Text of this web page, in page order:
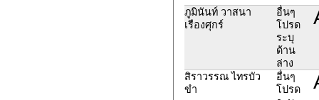
ภูมินันท์ วาสนา
เรืองศุกร์
อื่นๆ
โปรด
ระบุ
ด้าน
ล่าง
สิราวรรณ ไทรบัว
ขำ
อื่นๆ
โปรด